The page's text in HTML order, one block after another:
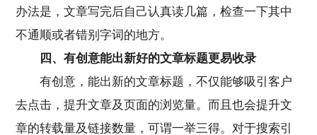
办法是，文章写完后自己认真读几篇，检查一下其中
不通顺或者错别字词的地方。
四、有创意能出新好的文章标题更易收录
有创意，能出新的文章标题，不仅能够吸引客户
去点击，提升文章及页面的浏览量。而且也会提升文
章的转载量及链接数量，可谓一举三得。对于搜索引